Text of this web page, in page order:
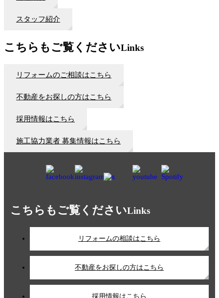
スタッフ紹介
こちらもご覧くださいLinks
リフォームのご相談はこちら
不動産をお探しの方はこちら
採用情報はこちら
施工協力業者 募集情報はこちら
こちらもご覧くださいLinks
リフォームの相談はこちら
不動産をお探しの方はこちら
採用情報はこちら